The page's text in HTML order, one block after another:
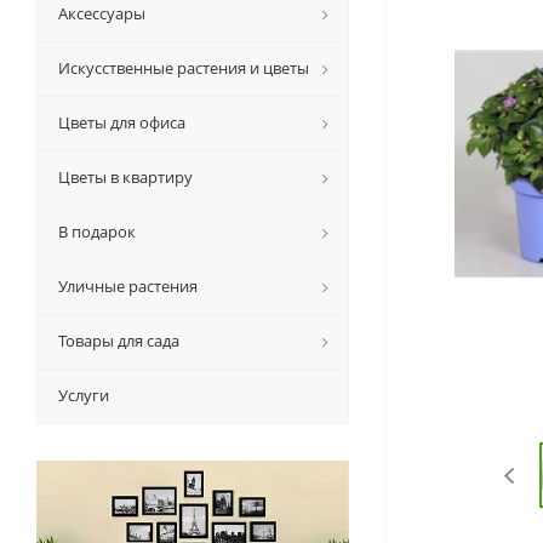
Аксессуары
Искусственные растения и цветы
Цветы для офиса
Цветы в квартиру
В подарок
Уличные растения
Товары для сада
Услуги